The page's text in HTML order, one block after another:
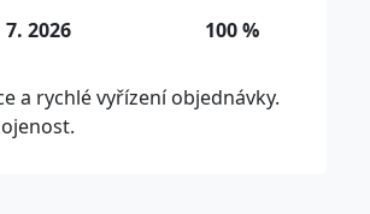
2026 100 %
a rychlé vyřízení objednávky.